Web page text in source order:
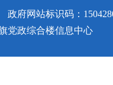
府网站标识码：
党政综合楼信息中心